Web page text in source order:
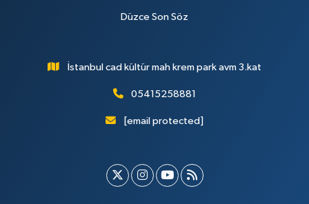
Düzce Son Söz
İstanbul cad kültür mah krem park avm 3.kat
05415258881
[email protected]